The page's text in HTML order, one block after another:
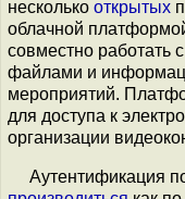
несколько открытых
облачной
совместно работать
файлами и
мероприятий.
для доступа к
организации
Аутентификация